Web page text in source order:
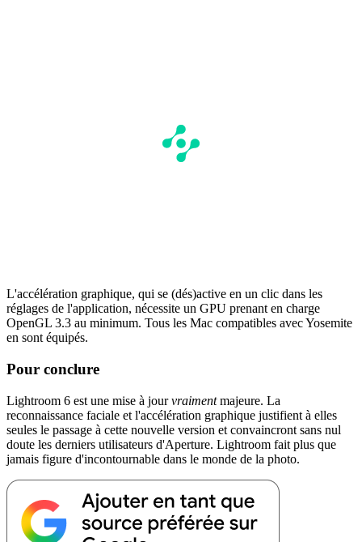
L'accélération graphique, qui se (dés)active en un clic dans les
réglages de l'application, nécessite un GPU prenant en charge
OpenGL 3.3 au minimum. Tous les Mac compatibles avec Yosemite
en sont équipés.
Pour conclure
Lightroom 6 est une mise à jourvraimentmajeure. La
reconnaissance faciale et l'accélération graphique justifient à elles
seules le passage à cette nouvelle version et convaincront sans nul
doute les derniers utilisateurs d'Aperture. Lightroom fait plus que
jamais figure d'incontournable dans le monde de la photo.